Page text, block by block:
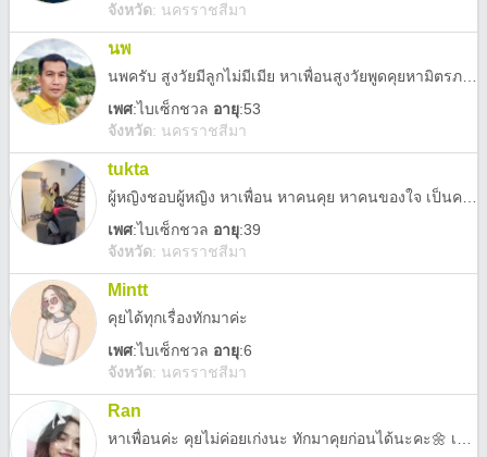
จังหวัด: นครราชสีมา
นพ
เพศ:ไบเซ็กชวล อายุ:53
จังหวัด: นครราชสีมา
tukta
เพศ:ไบเซ็กชวล อายุ:39
จังหวัด: นครราชสีมา
Mintt
คุยได้ทุกเรื่องทักมาค่ะ
เพศ:ไบเซ็กชวล อายุ:6
จังหวัด: นครราชสีมา
Ran